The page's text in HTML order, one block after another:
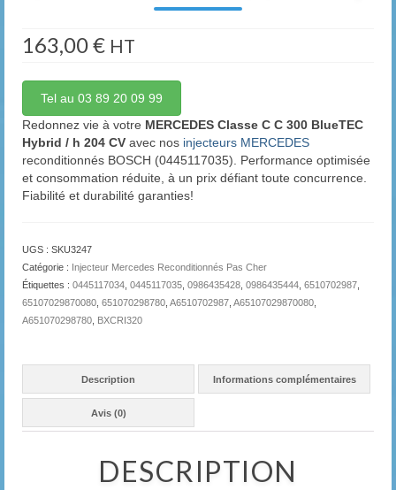
163,00€ HT
Tel au 03 89 20 09 99
Redonnez vie à votre MERCEDES Classe C C 300 BlueTEC
Hybrid / h 204 CV avec nos injecteurs MERCEDES
reconditionnés BOSCH (0445117035). Performance optimisée
et consommation réduite, à un prix défiant toute concurrence.
Fiabilité et durabilité garanties!
UGS : SKU3247
Catégorie : Injecteur Mercedes Reconditionnés Pas Cher
Étiquettes : 0445117034 0445117035 0986435428 0986435444 6510702987
65107029870080 651070298780 A6510702987 A65107029870080
A651070298780
BXCRI320
Description Informations complémentaires
Avis (0)
DESCRIPTION